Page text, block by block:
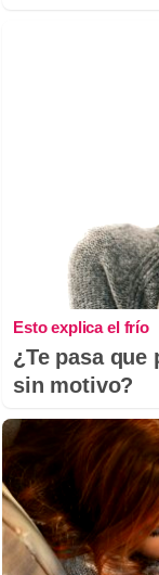
Esto explica el frío
¿Te pasa
sin motivo?